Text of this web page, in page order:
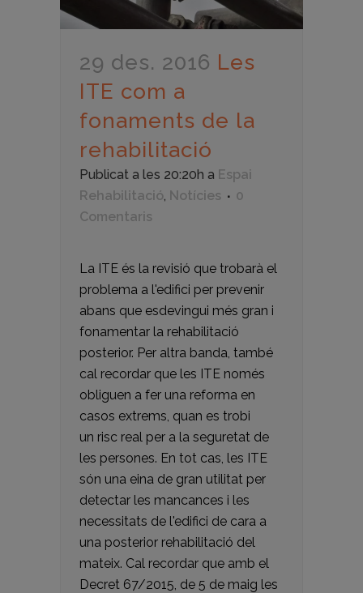
29 des. 2016 Les
ITE com a
fonaments de la
rehabilitació
Publicat a les 20:20h a Espai
Rehabilitació, Notícies
0
Comentaris
La ITE és la revisió que trobarà el
problema a l'edifici per prevenir
abans que esdevingui més gran i
fonamentar la rehabilitació
posterior. Per altra banda, també
cal recordar que les ITE només
obliguen a fer una reforma en
casos extrems, quan es trobi
un risc real per a la seguretat de
les persones. En tot cas, les ITE
són una eina de gran utilitat per
detectar les mancances i les
necessitats de l'edifici de cara a
una posterior rehabilitació del
mateix. Cal recordar que amb el
Decret 67/2015, de 5 de maig les